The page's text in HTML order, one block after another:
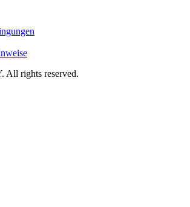
rights reserved.